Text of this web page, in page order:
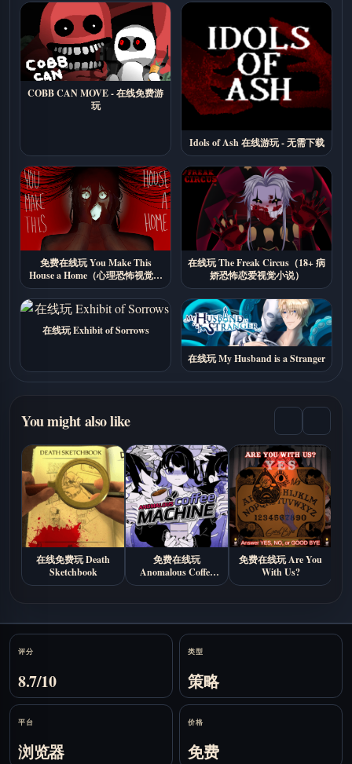
COBB CAN MOVE - 在线免费游
玩
Idols of Ash 在线游玩 - 无需下载
免费在线玩 You Make This
House a Home（心理恐怖视觉小
说）
在线玩 The Freak Circus（18+ 病
娇恐怖恋爱视觉小说）
在线玩 Exhibit of Sorrows
在线玩 My Husband is a Stranger
You might also like
在线免费玩 Death
Sketchbook
免费在线玩
Anomalous Coffee
Machine
免费在线玩 Are You
With Us?
Stats
评分
8.7/10
类型
策略
平台
浏览器
价格
免费